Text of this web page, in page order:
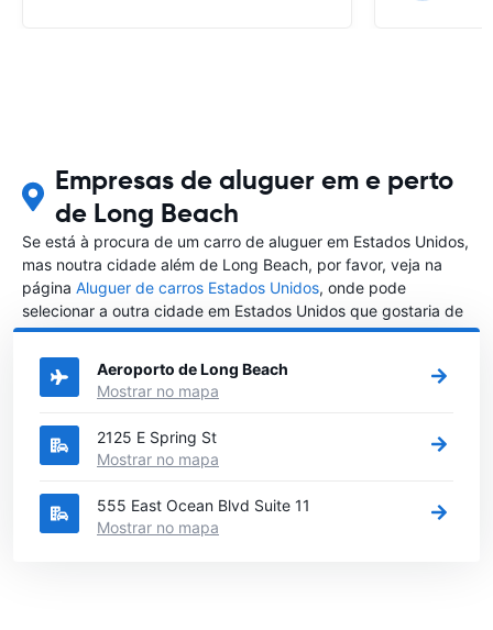
Empresas de aluguer em e perto
de Long Beach
Se está à procura de um carro de aluguer em Estados Unidos,
mas noutra cidade além de Long Beach, por favor, veja na
página Aluguer de carros Estados Unidos, onde pode
selecionar a outra cidade em Estados Unidos que gostaria de
alugar um carro
Aeroporto de Long Beach
Mostrar no mapa
2125 E Spring St
Mostrar no mapa
555 East Ocean Blvd Suite 11
Mostrar no mapa